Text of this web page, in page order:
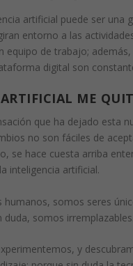
artificial puede ser una
entorno a las
equipo de trabajo;
digital son
ME
que ha dejado esta
no son fáciles de
se hace cuesta arriba
inteligencia artificial.
humanos, somos seres
somos irremplazables.
y